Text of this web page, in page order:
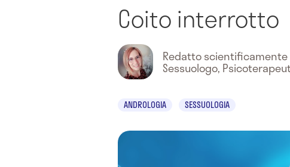
Coito interrotto
Redatto scientificamente
Sessuologo,
ANDROLOGIA SESSUOLOGIA